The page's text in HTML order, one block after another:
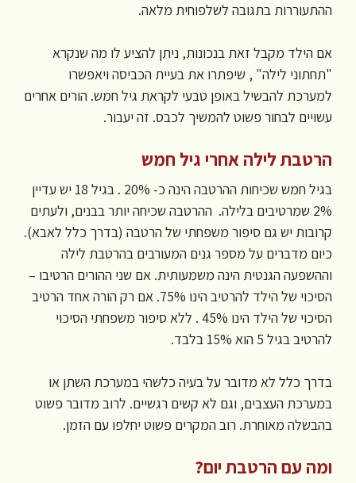
ההתעוררות בתגובה לשלפוחית מלאה.
אם הילד מקבל זאת בנכונות, ניתן להציע לו מה שנקרא
"תחתוני לילה" , שיפתרו את בעיית הכביסה ויאפשרו
למערכת להבשיל באופן טבעי לקראת גיל חמש. הורים אחרים
עשויים לבחור פשוט להמשיך לכבס. זה יעבור.
הרטבת לילה אחרי גיל חמש
בגיל חמש שכיחות ההרטבה הינה כ- 20% . בגיל 18 יש עדיין
2% שמרטיבים בלילה. ההרטבה שכיחה יותר בבנים, ולעתים
קרובות יש גם סיפור משפחתי של הרטבה (בדרך כלל לאבא).
כיום מדברים על מספר גנים המעורבים בהרטבת לילה
וההשפעה הגנטית הינה משמעותית. אם שני ההורים הרטיבו –
הסיכוי של הילד להרטיב הינו 75%. אם רק הורה אחד הרטיב
הסיכוי של הילד הינו 45% . ללא סיפור משפחתי הסיכוי
להרטיב בגיל 5 הוא 15% בלבד.
בדרך כלל לא מדובר על בעיה כלשהי במערכת השתן או
במערכת העצבים, וגם לא קשים רגשיים. לרוב מדובר פשוט
בהבשלה מאוחרת. רוב המקרים פשוט יחלפו עם הזמן.
ומה עם הרטבת יום?